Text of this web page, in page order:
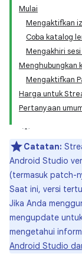
Mulai
Mengaktifkan
Coba katalog
Mengakhiri sesi
Menghubungkan
Mengaktifkan
Harga untuk
Pertanyaan
Catatan:
Android Studio
(termasuk patch-
Saat ini, versi
Jika Anda
mengupdate
mengetahui
Android Studio